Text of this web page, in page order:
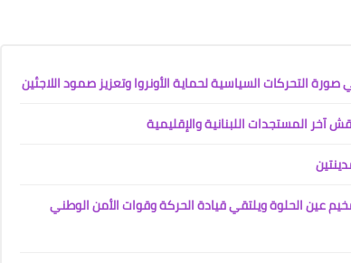
التحركات السياسية لحماية الأونروا وتعزيز صمود اللاجئين
المستجدات اللبنانية والإقليمية
عين الحلوة ويلتقي قيادة الحركة وقوات الأمن الوطني
Www.albuss.net